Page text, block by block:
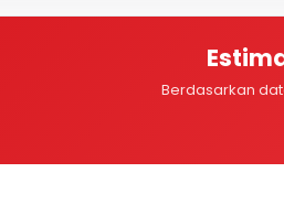
Berdasarkan